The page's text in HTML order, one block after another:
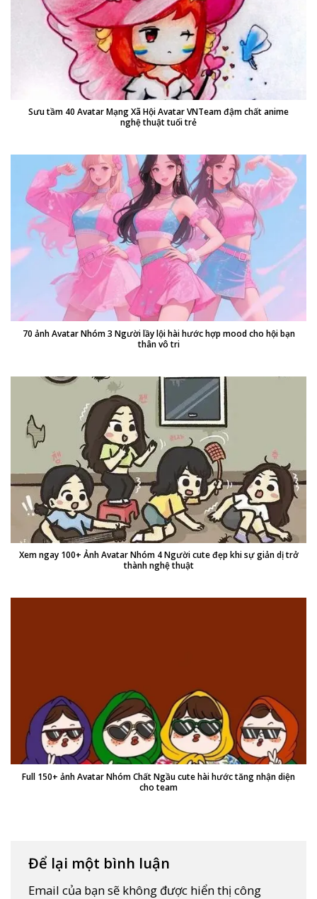
Sưu tầm 40 Avatar Mạng Xã Hội Avatar VNTeam đậm chất anime
nghệ thuật tuổi trẻ
70 ảnh Avatar Nhóm 3 Người lầy lội hài hước hợp mood cho hội bạn
thân vô tri
Xem ngay 100+ Ảnh Avatar Nhóm 4 Người cute đẹp khi sự giản dị trở
thành nghệ thuật
Full 150+ ảnh Avatar Nhóm Chất Ngầu cute hài hước tăng nhận diện
cho team
Để lại một bình luận
Email của bạn sẽ không được hiển thị công